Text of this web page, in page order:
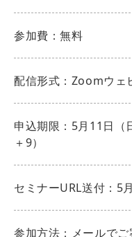
参加費：無料
配信形式：Zoomウェ
申込期限：5月11日（
＋9）
セミナーURL送付：5
参加方法：メールで